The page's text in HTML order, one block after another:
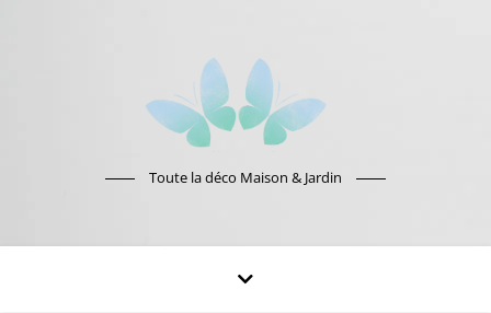
Toute la déco Maison & Jardin